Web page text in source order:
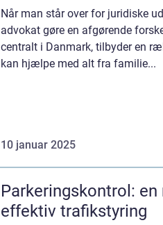
Når man står over for juridiske
advokat gøre en afgørende
centralt i Danmark, tilbyder en
kan hjælpe med alt fra familie...
10 januar 2025
Parkeringskontrol:
effektiv trafikstyring